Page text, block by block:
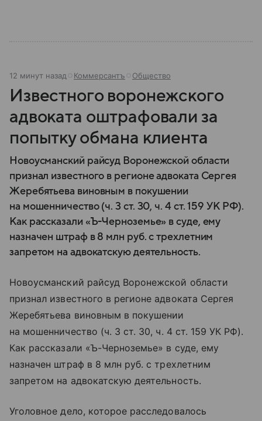
12 минут назад Коммерсантъ Общество
Известного воронежского
адвоката оштрафовали за
попытку обмана клиента
Новоусманский райсуд Воронежской области
признал известного в регионе адвоката Сергея
Жеребятьева виновным в покушении
на мошенничество (ч. 3 ст. 30, ч. 4 ст. 159 УК РФ).
Как рассказали «Ъ-Черноземье» в суде, ему
назначен штраф в 8 млн руб. с трехлетним
запретом на адвокатскую деятельность.
Новоусманский райсуд Воронежской области
признал известного в регионе адвоката Сергея
Жеребятьева виновным в покушении
на мошенничество (ч. 3 ст. 30, ч. 4 ст. 159 УК РФ).
Как рассказали «Ъ-Черноземье» в суде, ему
назначен штраф в 8 млн руб. с трехлетним
запретом на адвокатскую деятельность.
Уголовное дело, которое расследовалось